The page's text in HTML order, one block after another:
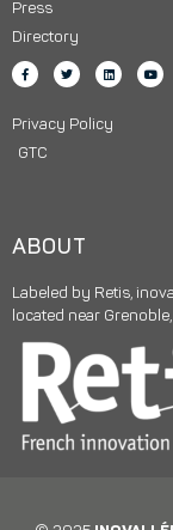
Press
Directory
Privacy Policy
GTC
ABOUT
Labeled by Retis,
located near